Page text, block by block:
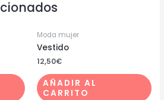
Moda mujer
Vestido
12,50€
AÑADIR AL
CARRITO